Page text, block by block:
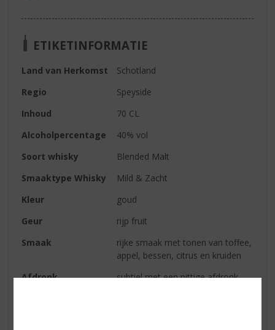
ETIKETINFORMATIE
Land van Herkomst
Schotland
Regio
Speyside
Inhoud
70 CL
Alcoholpercentage
40% vol
Soort whisky
Blended Malt
Smaaktype Whisky
Mild & Zacht
Kleur
goud
Geur
rijp fruit
Smaak
rijke smaak met tonen van toffee,
appel, bessen, citrus en kruiden
Afdronk
subtiel met een pittige afdronk.